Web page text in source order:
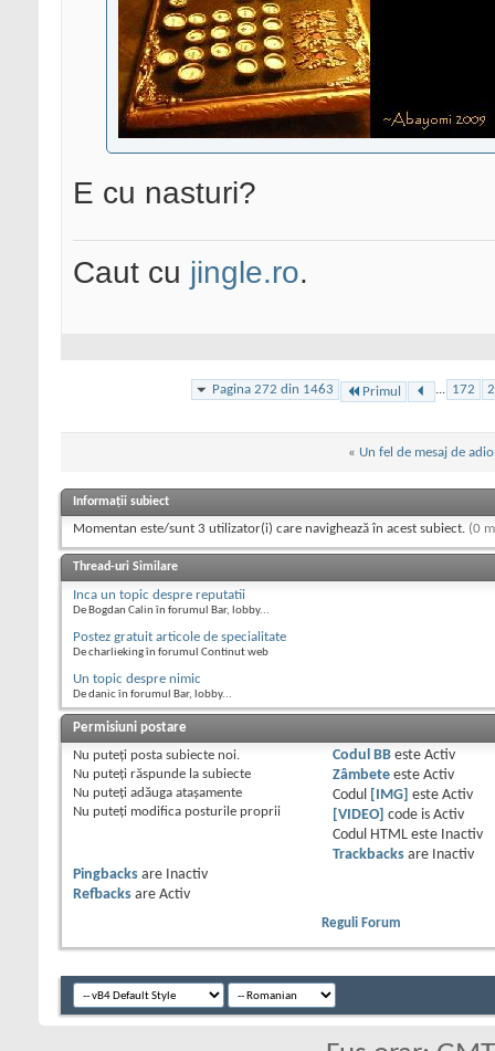
E cu nasturi?
Caut cu jingle.ro.
Pagina 272 din 1463 Primul ... 172
« Un fel de mesaj de adio
Informații subiect
Momentan este/sunt 3 utilizator(i) care navighează în acest subiect. (0
Thread-uri Similare
Inca un topic despre reputatii
De Bogdan Calin în forumul Bar, lobby...
Postez gratuit articole de specialitate
De charlieking în forumul Continut web
Un topic despre nimic
De danic în forumul Bar, lobby...
Permisiuni postare
Nu puteţi posta subiecte noi.
Nu puteţi răspunde la subiecte
Nu puteţi adăuga ataşamente
Nu puteţi modifica posturile proprii
Codul BBeste Activ
Zâmbeteeste Activ
Codul
[IMG] este Activ
[VIDEO] code is Activ
Codul HTML este
Inactiv
Trackbacksare
Inactiv
Pingbacks are
Inactiv
Refbacks are Activ
Reguli Forum